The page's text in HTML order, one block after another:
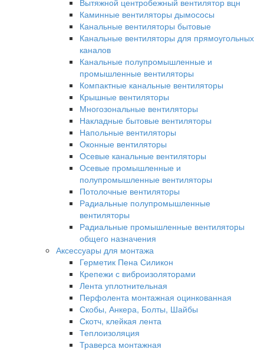
Вытяжной центробежный вентилятор вцн
Каминные вентиляторы дымососы
Канальные вентиляторы бытовые
Канальные вентиляторы для прямоугольных
каналов
Канальные полупромышленные и
промышленные вентиляторы
Компактные канальные вентиляторы
Крышные вентиляторы
Многозональные вентиляторы
Накладные бытовые вентиляторы
Напольные вентиляторы
Оконные вентиляторы
Осевые канальные вентиляторы
Осевые промышленные и
полупромышленные вентиляторы
Потолочные вентиляторы
Радиальные полупромышленные
вентиляторы
Радиальные промышленные вентиляторы
общего назначения
Аксессуары для монтажа
Герметик Пена Силикон
Крепежи с виброизоляторами
Лента уплотнительная
Перфолента монтажная оцинкованная
Скобы, Анкера, Болты, Шайбы
Скотч, клейкая лента
Теплоизоляция
Траверса монтажная